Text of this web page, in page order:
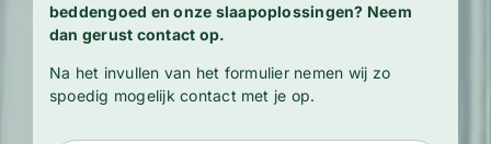
beddengoed en onze slaapoplossingen? Neem
dan gerust contact op.
Na het invullen van het formulier nemen wij zo
spoedig mogelijk contact met je op.